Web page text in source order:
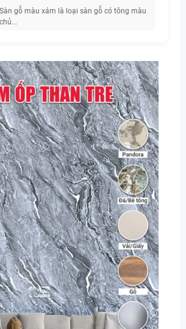
Sàn gỗ màu xám là loại sàn gỗ có tông màu
chủ...